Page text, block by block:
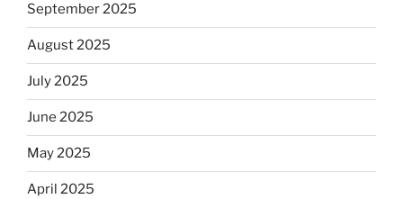
September 2025
August 2025
July 2025
June 2025
May 2025
April 2025